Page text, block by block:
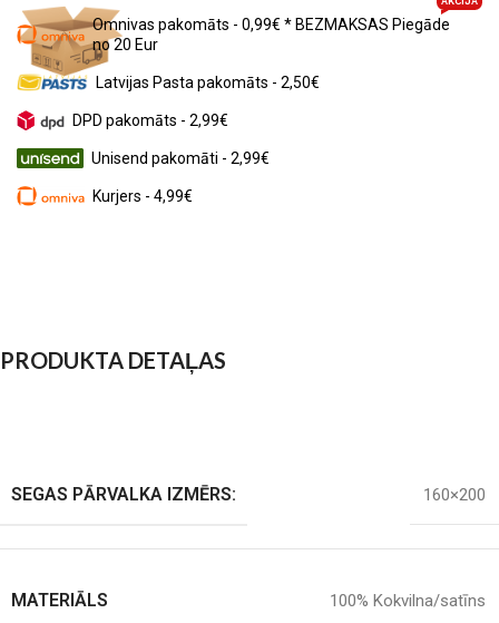
Omnivas pakomāts - 0,99€ * BEZMAKSAS Piegāde
no 20 Eur
Latvijas Pasta pakomāts - 2,50€
DPD pakomāts - 2,99€
Unisend pakomāti - 2,99€
Kurjers - 4,99€
PRODUKTA DETAĻAS
SEGAS PĀRVALKA IZMĒRS: 160×200
MATERIĀLS 100% Kokvilna/satīns